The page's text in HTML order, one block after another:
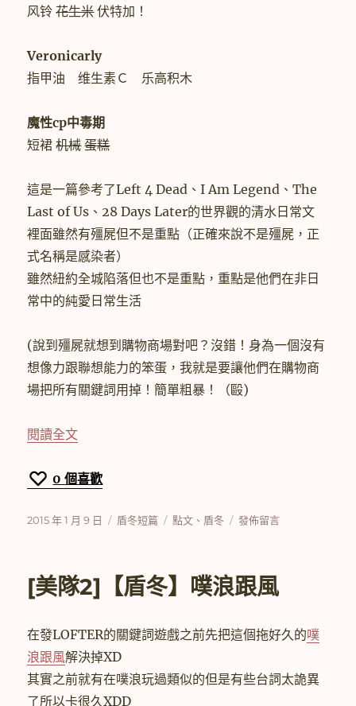
风铃花生米伏特加！
Veronicarly
指甲油 维生素Ｃ 乐高积木
魔性cp中毒期
短裙机械 蛋糕
這是一篇參考了Left 4 Dead、I Am Legend、The
Last of Us、28 Days Later的世界觀的清水日常文
裡面雖然有殭屍但不是重點（正確來說不是殭屍，正
式名稱是感染者）
雖然紐約全城陷落但也不是重點，重點是他們在非日
常中的純愛日常生活
(說到殭屍就想到購物商場對吧？沒錯！身為一個沒有
想像力跟聯想能力的笨蛋，我就是要讓他們在購物商
場把所有關鍵詞用掉！簡單粗暴！（毆)
閱讀全文〈[美隊2]【盾冬】明日太陽依舊升起(上)〉
0 個喜歡
發
2015 年 1 月 9 日
分
盾冬短篇
標
點文 、 盾冬
在
【盾
日
陽
依
發佈留言
[美隊2]【盾冬】噗浪跟風
在發LOFTER的關鍵詞遊戲之前先把這個拖好久的噗
浪跟風解決掉XD
其實之前就有在噗浪玩過類似的但是有些台詞太詭異
了所以卡很久XDD